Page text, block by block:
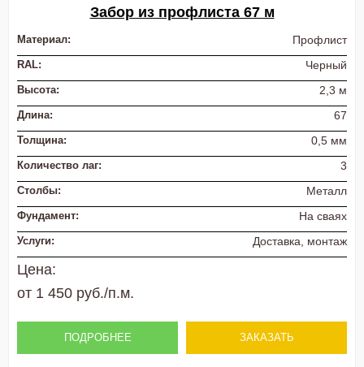
Забор из профлиста 67 м
Материал: Профлист
RAL: Черный
Высота: 2,3 м
Длина: 67
Толщина: 0,5 мм
Количество лаг: 3
Столбы: Металл
Фундамент: На сваях
Услуги: Доставка, монтаж
Цена:
от 1 450 руб./п.м.
ПОДРОБНЕЕ ЗАКАЗАТЬ